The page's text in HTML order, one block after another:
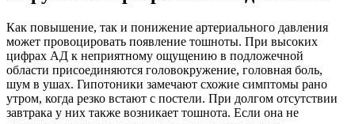
Как повышение, так и понижение артериального давления
может провоцировать появление тошноты. При высоких
цифрах АД к неприятному ощущению в подложечной
области присоединяются головокружение, головная боль,
шум в ушах. Гипотоники замечают схожие симптомы рано
утром, когда резко встают с постели. При долгом отсутствии
завтрака у них также возникает тошнота. Если она не